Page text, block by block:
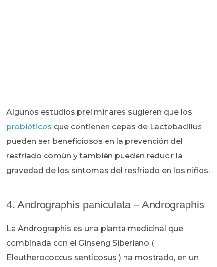
Algunos estudios preliminares sugieren que los
probióticos que contienen cepas de Lactobacillus
pueden ser beneficiosos en la prevención del
resfriado común y también pueden reducir la
gravedad de los síntomas del resfriado en los niños.
4. Andrographis paniculata – Andrographis
La Andrographis es una planta medicinal que
combinada con el Ginseng Siberiano (
Eleutherococcus senticosus ) ha mostrado, en un